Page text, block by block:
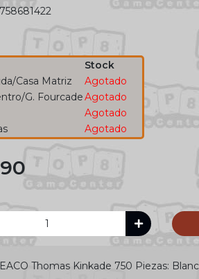
Stock
Casa Matriz
Agotado
G. FourcadeAgotado
Agotado
Agotado
Thomas Kinkade 750 Piezas: